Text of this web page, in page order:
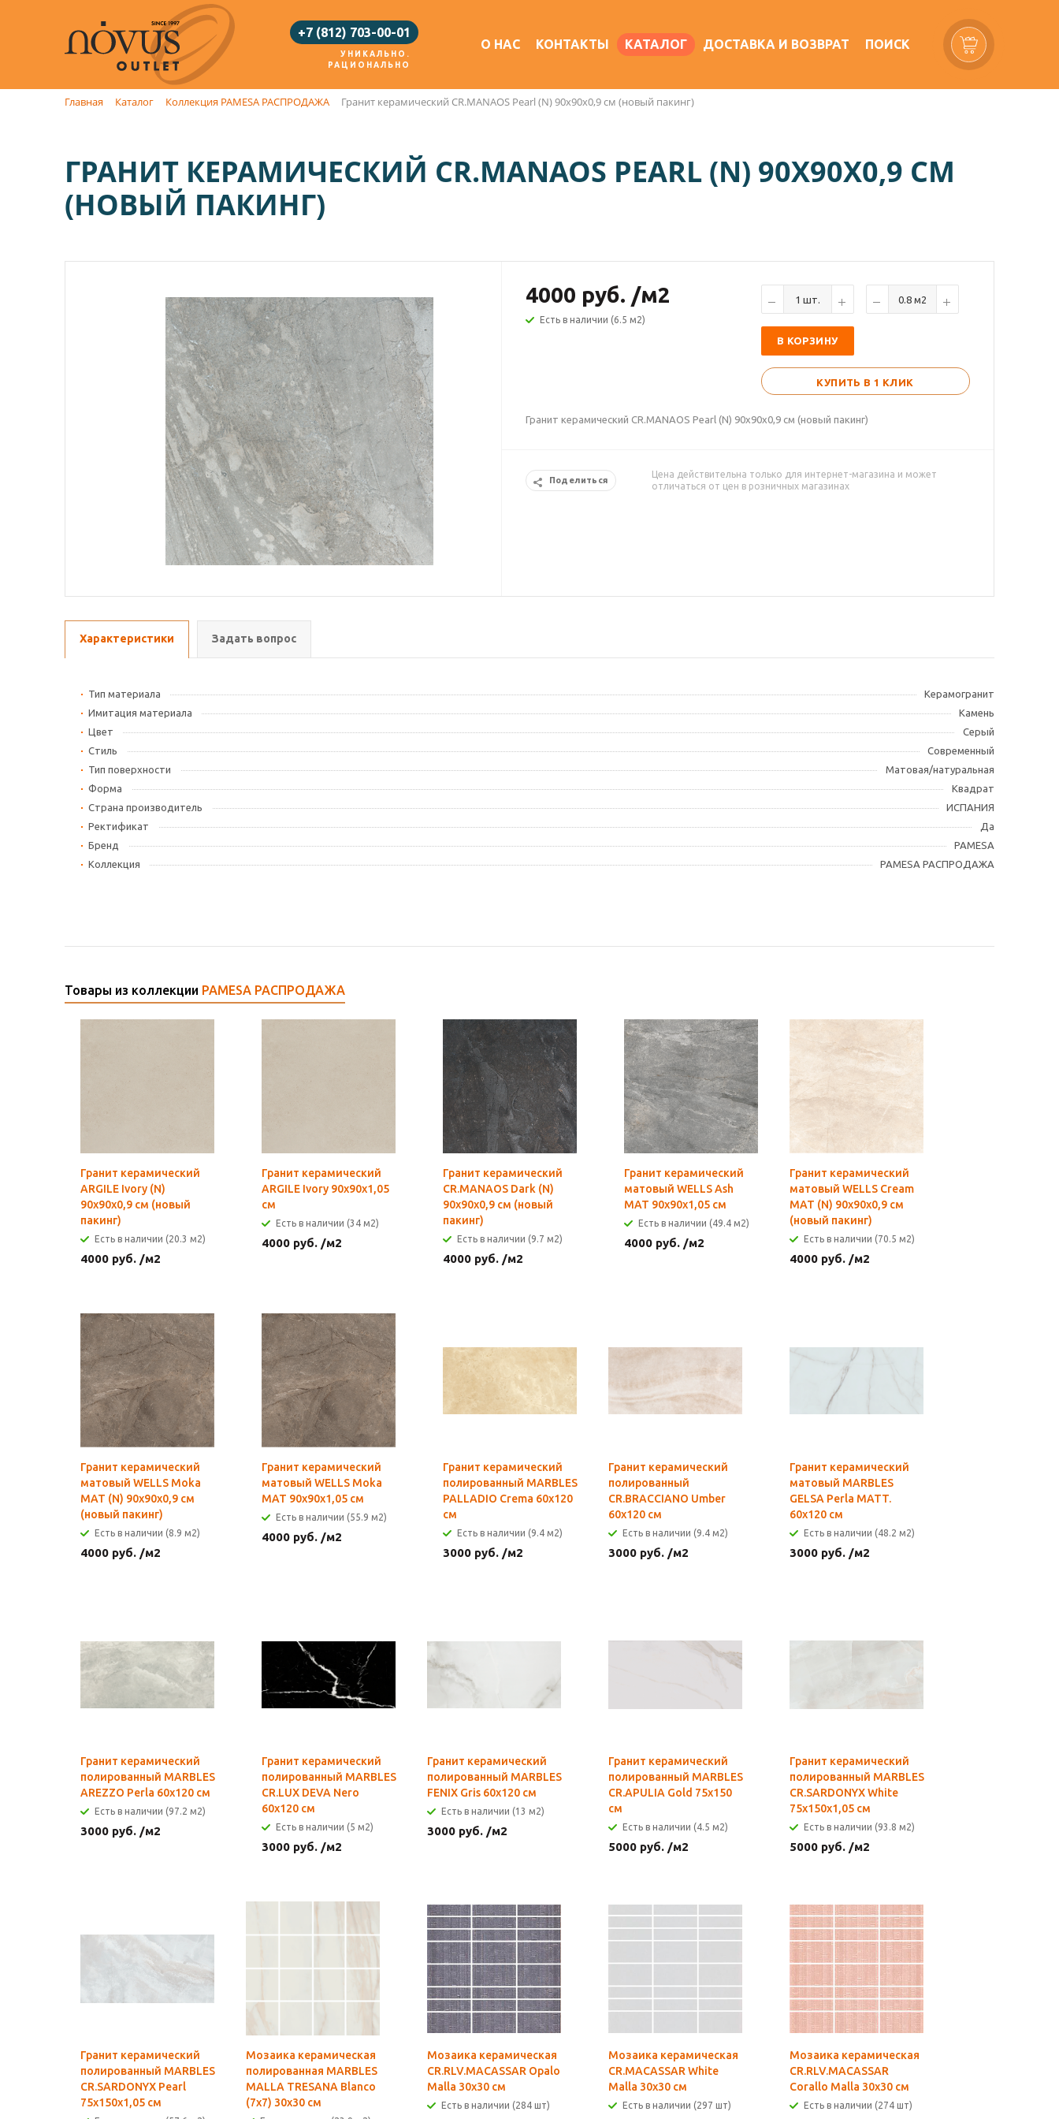
+7 (812) 703-00-01
УНИКАЛЬНО.
РАЦИОНАЛЬНО
О НАС КОНТАКТЫ КАТАЛОГ ДОСТАВКА И ВОЗВРАТ ПОИСК
Главная Каталог Коллекция PAMESA РАСПРОДАЖА Гранит керамический CR.MANAOS Pearl (N) 90x90х0,9 см (новый пакинг)
ГРАНИТ КЕРАМИЧЕСКИЙ CR.MANAOS PEARL (N) 90X90Х0,9 СМ
(НОВЫЙ ПАКИНГ)
4000 руб. /м2
Есть в наличии (6.5 м2)
В КОРЗИНУ
КУПИТЬ В 1 КЛИК
Гранит керамический CR.MANAOS Pearl (N) 90x90х0,9 см (новый пакинг)
Поделиться
Цена действительна только для интернет-магазина и может
отличаться от цен в розничных магазинах
Характеристики Задать вопрос
Тип материала
Керамогранит
Имитация материала
Камень
Цвет
Серый
Стиль
Современный
Тип поверхности
Матовая/натуральная
Форма
Квадрат
Страна производитель
ИСПАНИЯ
Ректификат
Да
Бренд
PAMESA
Коллекция
PAMESA РАСПРОДАЖА
Товары из коллекции PAMESA РАСПРОДАЖА
Гранит керамический
ARGILE Ivory (N)
90x90х0,9 см (новый
пакинг)
Есть в наличии (20.3 м2)
4000 руб. /м2
Гранит керамический
ARGILE Ivory 90x90х1,05
см
Есть в наличии (34 м2)
4000 руб. /м2
Гранит керамический
CR.MANAOS Dark (N)
90x90х0,9 см (новый
пакинг)
Есть в наличии (9.7 м2)
4000 руб. /м2
Гранит керамический
матовый WELLS Ash
MAT 90x90х1,05 см
Есть в наличии (49.4 м2)
4000 руб. /м2
Гранит керамический
матовый WELLS Cream
MAT (N) 90x90х0,9 см
(новый пакинг)
Есть в наличии (70.5 м2)
4000 руб. /м2
Гранит керамический
матовый WELLS Moka
MAT (N) 90x90х0,9 см
(новый пакинг)
Есть в наличии (8.9 м2)
4000 руб. /м2
Гранит керамический
матовый WELLS Moka
MAT 90x90х1,05 см
Есть в наличии (55.9 м2)
4000 руб. /м2
Гранит керамический
полированный MARBLES
PALLADIO Crema 60x120
см
Есть в наличии (9.4 м2)
3000 руб. /м2
Гранит керамический
полированный
CR.BRACCIANO Umber
60x120 см
Есть в наличии (9.4 м2)
3000 руб. /м2
Гранит керамический
матовый MARBLES
GELSA Perla MATT.
60x120 см
Есть в наличии (48.2 м2)
3000 руб. /м2
Гранит керамический
полированный MARBLES
AREZZO Perla 60x120 см
Есть в наличии (97.2 м2)
3000 руб. /м2
Гранит керамический
полированный MARBLES
CR.LUX DEVA Nero
60x120 см
Есть в наличии (5 м2)
3000 руб. /м2
Гранит керамический
полированный MARBLES
FENIX Gris 60x120 см
Есть в наличии (13 м2)
3000 руб. /м2
Гранит керамический
полированный MARBLES
CR.APULIA Gold 75x150
см
Есть в наличии (4.5 м2)
5000 руб. /м2
Гранит керамический
полированный MARBLES
CR.SARDONYX White
75x150x1,05 см
Есть в наличии (93.8 м2)
5000 руб. /м2
Гранит керамический
полированный MARBLES
CR.SARDONYX Pearl
75x150x1,05 см
Мозаика керамическая
полированная MARBLES
MALLA TRESANA Blanco
(7х7) 30x30 см
Мозаика керамическая
CR.RLV.MACASSAR Opalo
Malla 30х30 см
Есть в наличии (284 шт)
Мозаика керамическая
CR.MACASSAR White
Malla 30х30 см
Есть в наличии (297 шт)
Мозаика керамическая
CR.RLV.MACASSAR
Corallo Malla 30х30 см
Есть в наличии (274 шт)